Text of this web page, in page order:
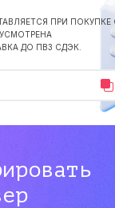
ПРИ ПОКУПКЕ
ДО ПВЗ СДЭК.